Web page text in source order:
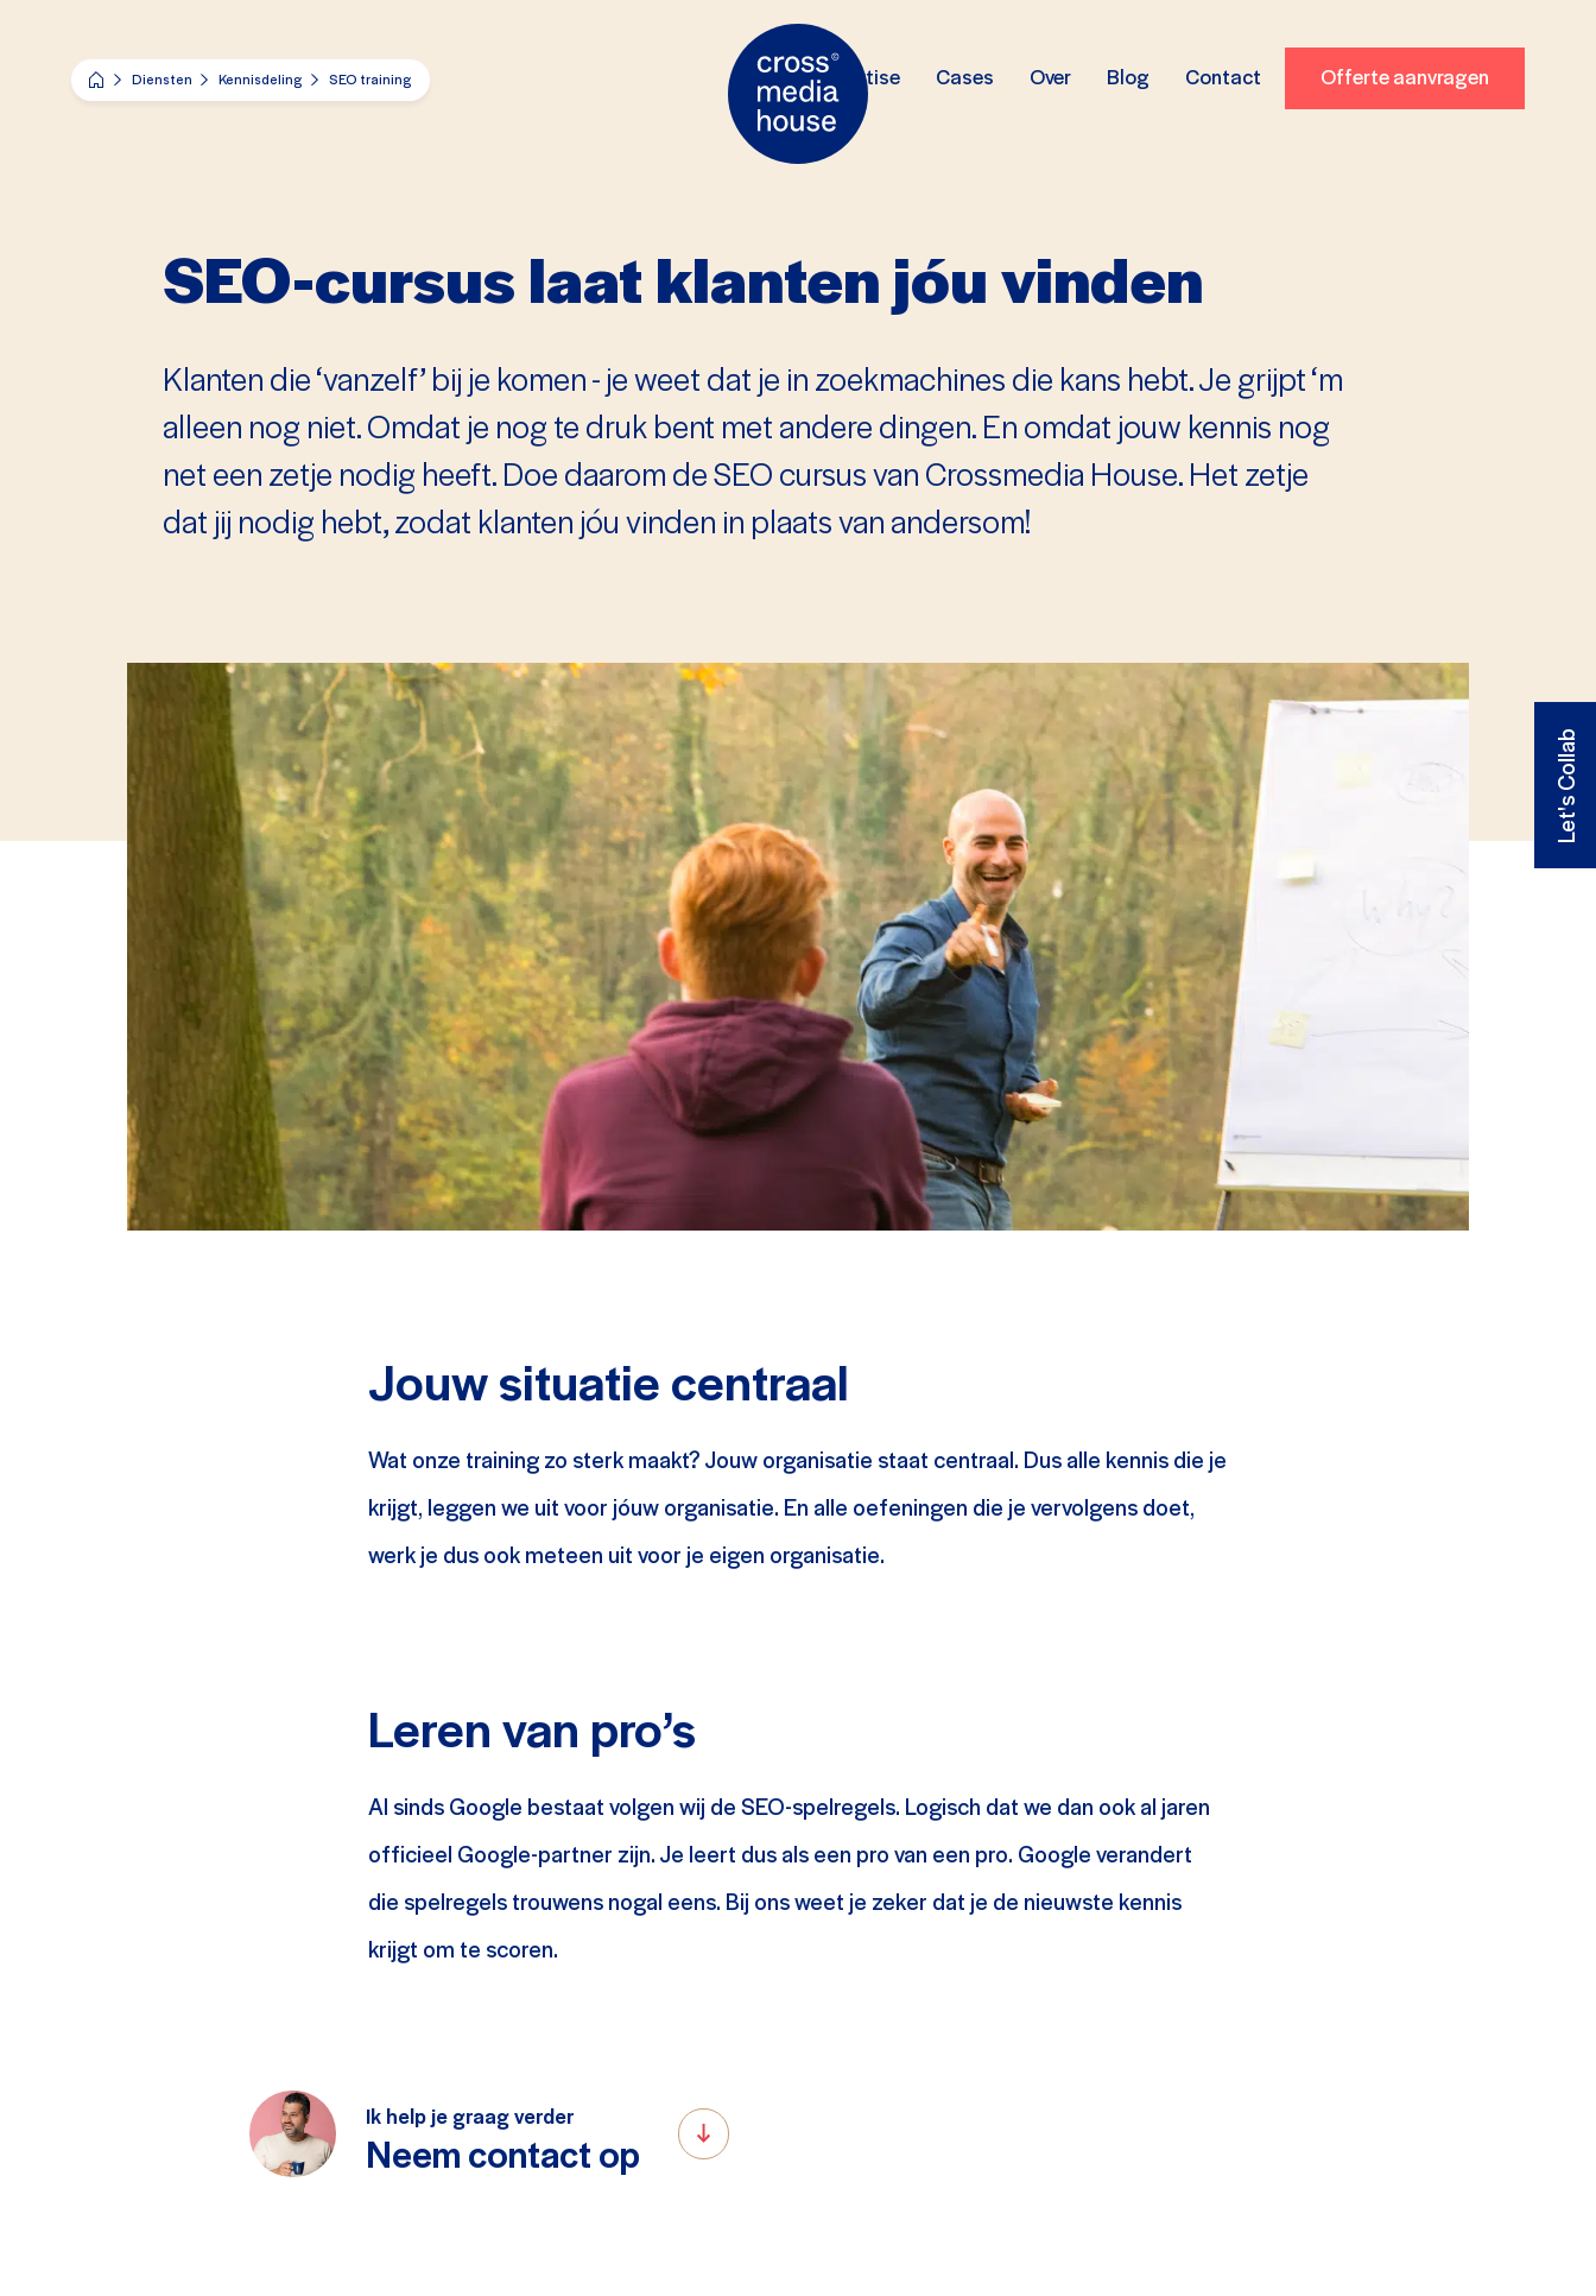
Diensten Kennisdeling SEO training Expertise Cases Over Blog Contact Offerte aanvragen
SEO-cursus laat klanten jóu vinden
Klanten die ‘vanzelf’ bij je komen - je weet dat je in zoekmachines die kans hebt. Je grijpt ‘m
alleen nog niet. Omdat je nog te druk bent met andere dingen. En omdat jouw kennis nog
net een zetje nodig heeft. Doe daarom de SEO cursus van Crossmedia House. Het zetje
dat jij nodig hebt, zodat klanten jóu vinden in plaats van andersom!
Jouw situatie centraal
Wat onze training zo sterk maakt? Jouw organisatie staat centraal. Dus alle kennis die je
krijgt, leggen we uit voor jóuw organisatie. En alle oefeningen die je vervolgens doet,
werk je dus ook meteen uit voor je eigen organisatie.
Leren van pro’s
Al sinds Google bestaat volgen wij de SEO-spelregels. Logisch dat we dan ook al jaren
officieel Google-partner zijn. Je leert dus als een pro van een pro. Google verandert
die spelregels trouwens nogal eens. Bij ons weet je zeker dat je de nieuwste kennis
krijgt om te scoren.
Ik help je graag verder
Neem contact op
Let's Collab